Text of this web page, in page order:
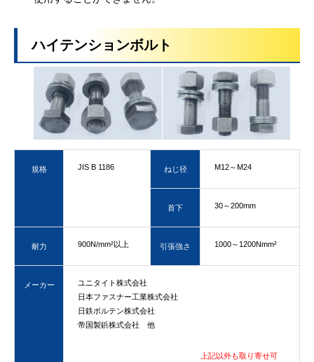
ハイテンションボルト
規格 JIS B 1186 ねじ径 M12～M24
首下 30～200mm
耐力 900N/mm²以上 引張強さ 1000～1200Nmm²
メーカー
ユニタイト株式会社
日本ファスナー工業株式会社
日鉄ボルテン株式会社
帝国製鋲株式会社 他
上記以外も取り寄せ可